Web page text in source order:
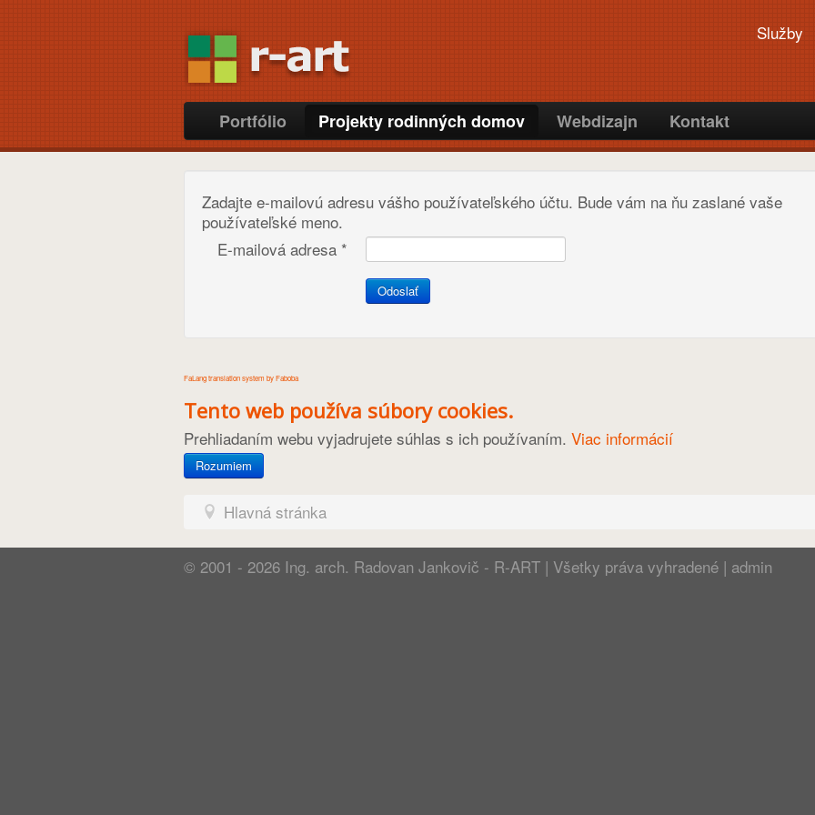
Služby
Portfólio Projekty rodinných domov Webdizajn Kontakt
Zadajte e-mailovú adresu vášho používateľského účtu. Bude vám na ňu zaslané vaše
používateľské meno.
E-mailová adresa *
Odoslať
FaLang translation system by Faboba
Tento web používa súbory cookies.
Prehliadaním webu vyjadrujete súhlas s ich používaním. Viac informácií
Rozumiem
Hlavná stránka
© 2001 - 2026 Ing. arch. Radovan Jankovič - R-ART | Všetky práva vyhradené | admin